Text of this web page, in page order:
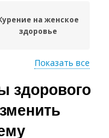
на женское
здоровье
Женщины из-за
курения
Показать все
здорового